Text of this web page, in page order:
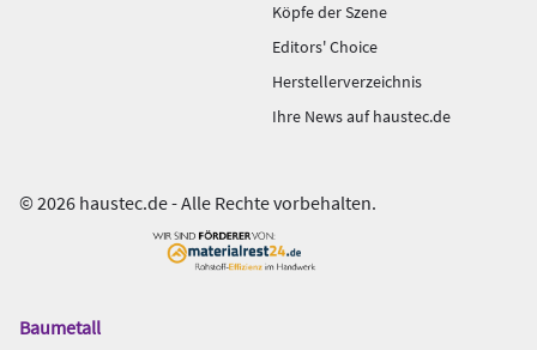
Köpfe der Szene
Editors' Choice
Herstellerverzeichnis
Ihre News auf haustec.de
© 2026 haustec.de - Alle Rechte vorbehalten.
Das
Baumetall